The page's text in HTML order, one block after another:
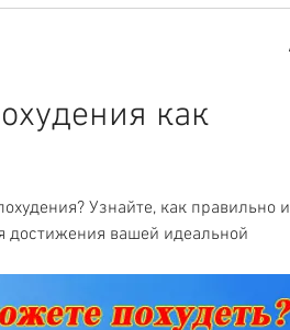
как
Узнайте, как правильно и
достижения вашей идеальной